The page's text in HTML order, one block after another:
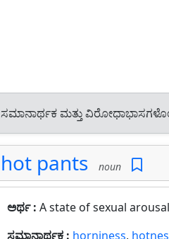
ಸಮಾನಾರ್ಥಕ ಮತ್ತು
hot pants noun
ಅರ್ಥ : A state of sexual
ಸಮಾನಾರ್ಥಕ : horniness,